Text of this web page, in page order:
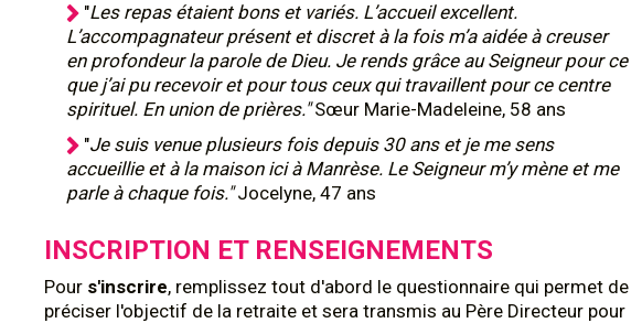
"Les repas étaient bons et variés. L’accueil excellent.
L’accompagnateur présent et discret à la fois m’a aidée à creuser
en profondeur la parole de Dieu. Je rends grâce au Seigneur pour ce
que j’ai pu recevoir et pour tous ceux qui travaillent pour ce centre
spirituel. En union de prières."Sœur Marie-Madeleine, 58 ans
"Je suis venue plusieurs fois depuis 30 ans et je me sens
accueillie et à la maison ici à Manrèse. Le Seigneur m’y mène et me
parle à chaque fois."Jocelyne, 47 ans
INSCRIPTION ET RENSEIGNEMENTS
Pour s'inscrire, remplissez tout d'abord le questionnaire qui permet de
préciser l'objectif de la retraite et sera transmis au Père Directeur pour